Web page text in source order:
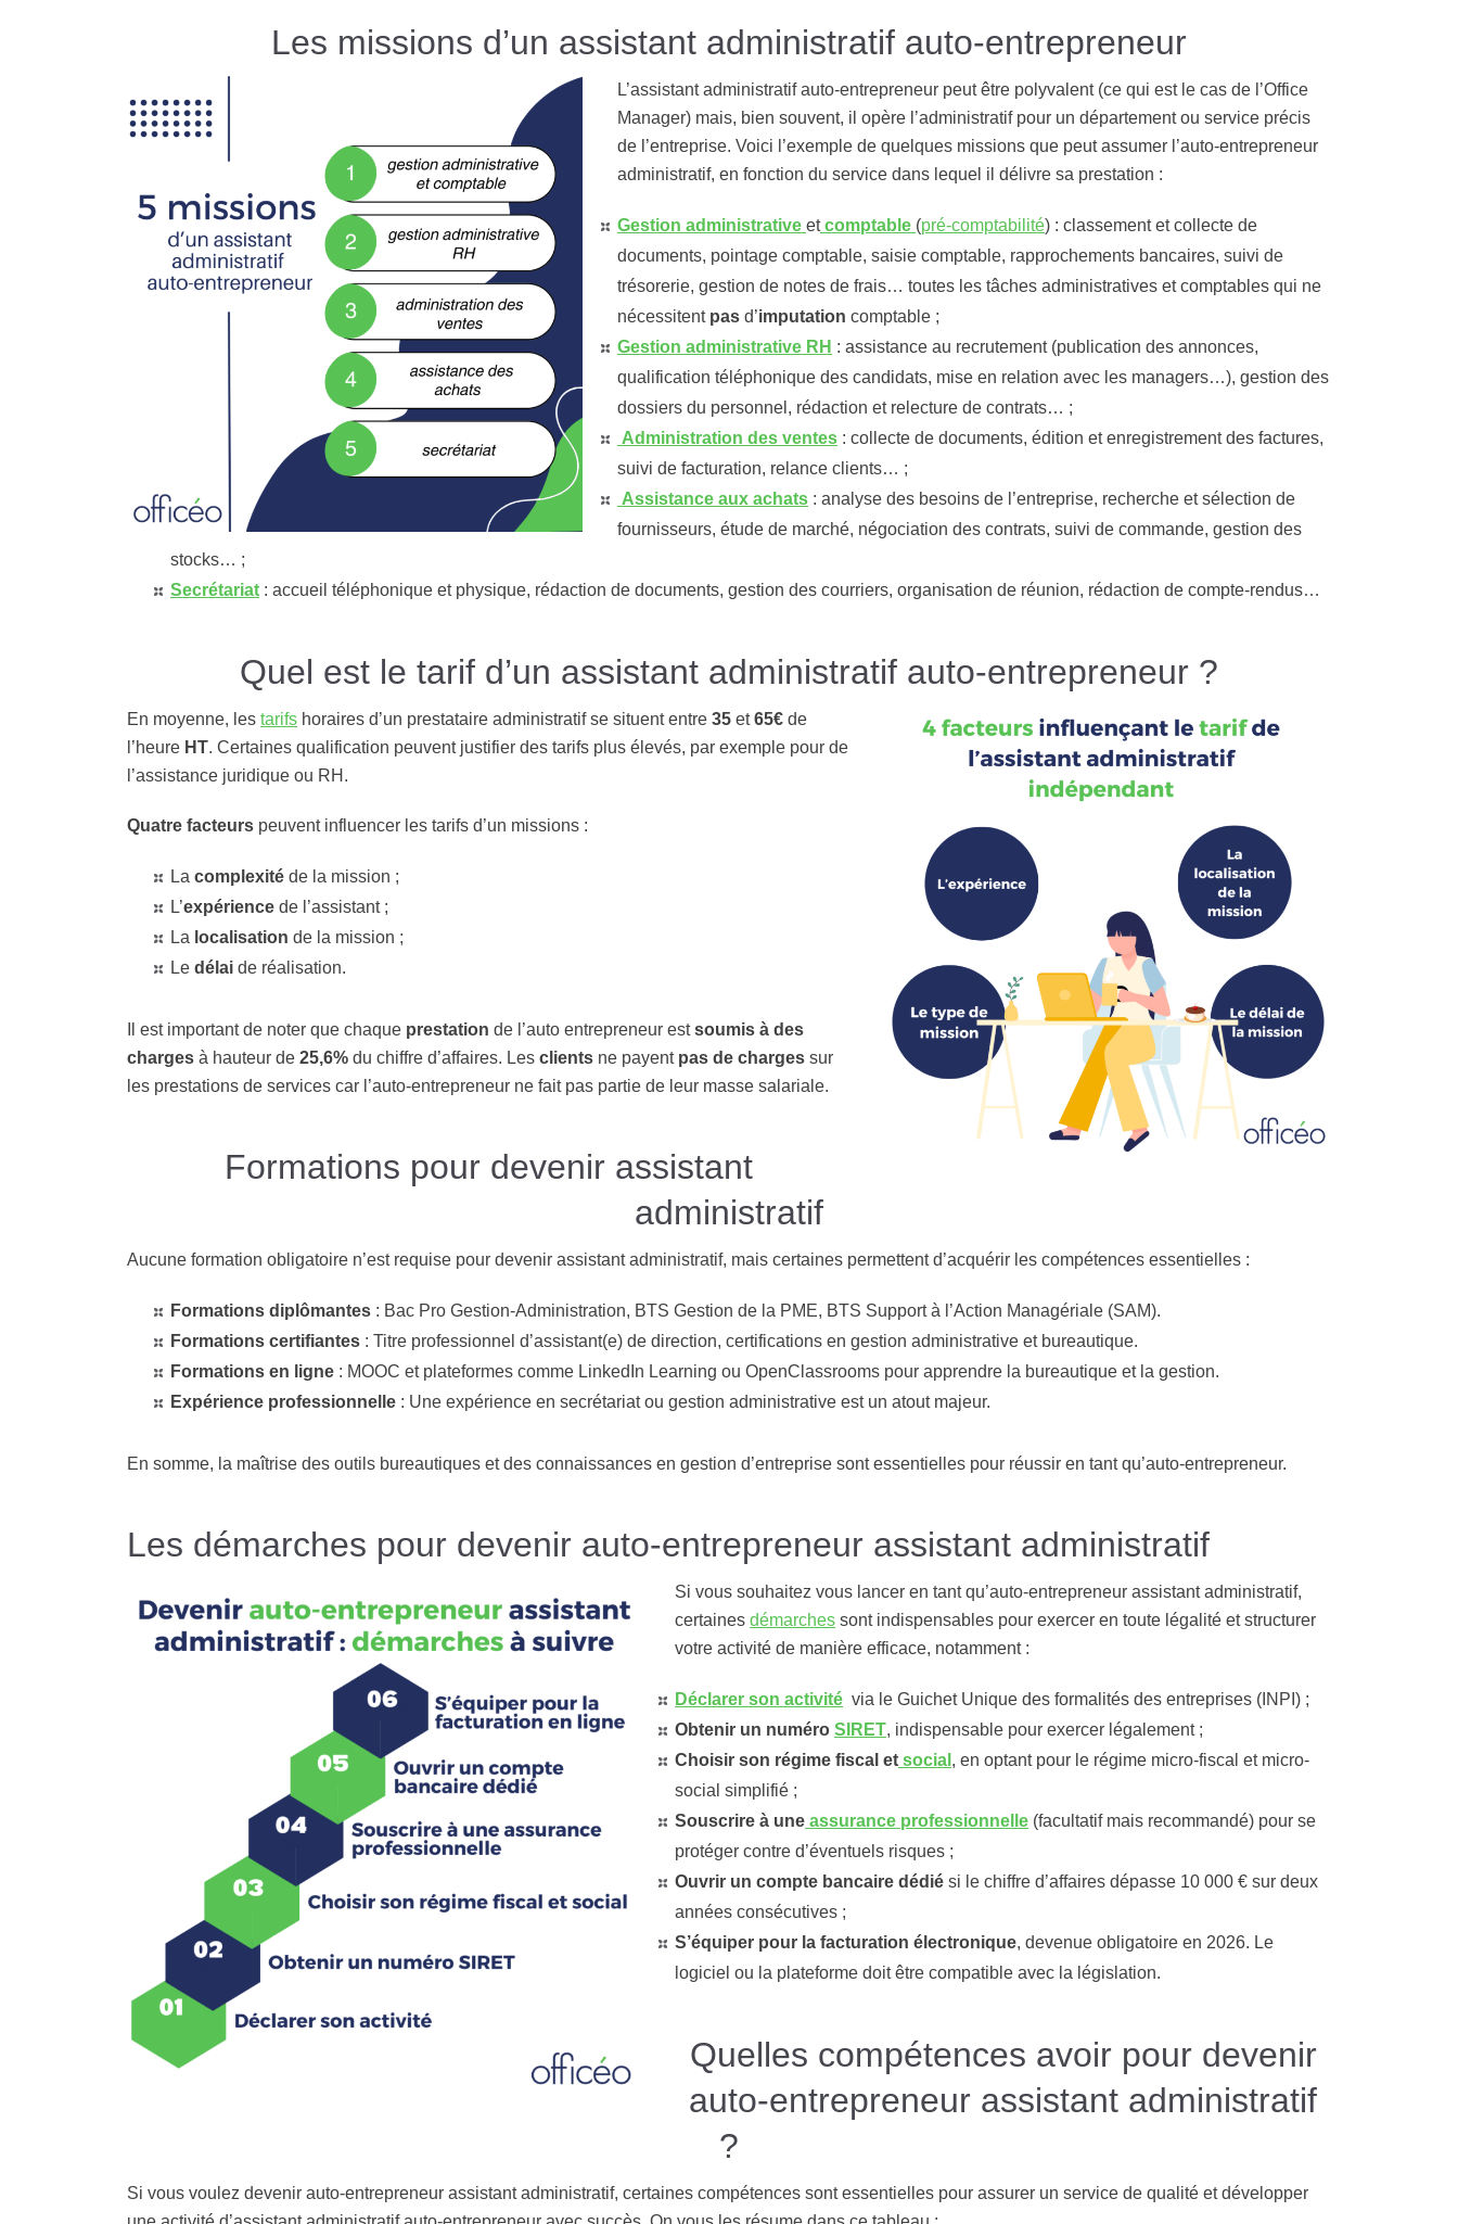
Les missions d’un assistant administratif auto-entrepreneur
L’assistant administratif auto-entrepreneur peut être polyvalent (ce qui est le cas de l’Office
Manager) mais, bien souvent, il opère l’administratif pour un département ou service précis
de l’entreprise. Voici l’exemple de quelques missions que peut assumer l’auto-entrepreneur
administratif, en fonction du service dans lequel il délivre sa prestation :
Gestion administrative etcomptable (pré-comptabilité) : classement et collecte de
documents, pointage comptable, saisie comptable, rapprochements bancaires, suivi de
trésorerie, gestion de notes de frais… toutes les tâches administratives et comptables qui ne
nécessitentpas d’imputation comptable ;
Gestion administrative RH : assistance au recrutement (publication des annonces,
qualification téléphonique des candidats, mise en relation avec les managers…), gestion des
dossiers du personnel, rédaction et relecture de contrats… ;
Administration des ventes : collecte de documents, édition et enregistrement des factures,
suivi de facturation, relance clients… ;
Assistance aux achats : analyse des besoins de l’entreprise, recherche et sélection de
fournisseurs, étude de marché, négociation des contrats, suivi de commande, gestion des
stocks… ;
Secrétariat : accueil téléphonique et physique, rédaction de documents, gestion des courriers, organisation de réunion, rédaction de compte-rendus…
Quel est le tarif d’un assistant administratif auto-entrepreneur ?
En moyenne, les tarifs horaires d’un prestataire administratif se situent entre 35 et65€ de
l’heure HT. Certaines qualification peuvent justifier des tarifs plus élevés, par exemple pour de
l’assistance juridique ou RH.
Quatre facteurs peuvent influencer les tarifs d’un missions :
La complexité de la mission ;
L’expérience de l’assistant ;
La localisation de la mission ;
Le délai de réalisation.
Il est important de noter que chaque prestation de l’auto entrepreneur estsoumis à des
charges à hauteur de 25,6% du chiffre d’affaires. Les clients ne payent pas de charges sur
les prestations de services car l’auto-entrepreneur ne fait pas partie de leur masse salariale.
Formations pour devenir assistant
administratif
Aucune formation obligatoire n’est requise pour devenir assistant administratif, mais certaines permettent d’acquérir les compétences essentielles :
Formations diplômantes : Bac Pro Gestion-Administration, BTS Gestion de la PME, BTS Support à l’Action Managériale (SAM).
Formations certifiantes : Titre professionnel d’assistant(e) de direction, certifications en gestion administrative et bureautique.
Formations en ligne : MOOC et plateformes comme LinkedIn Learning ou OpenClassrooms pour apprendre la bureautique et la gestion.
Expérience professionnelle : Une expérience en secrétariat ou gestion administrative est un atout majeur.
En somme, la maîtrise des outils bureautiques et des connaissances en gestion d’entreprise sont essentielles pour réussir en tant qu’auto-entrepreneur.
Les démarches pour devenir auto-entrepreneur assistant administratif
Si vous souhaitez vous lancer en tant qu’auto-entrepreneur assistant administratif,
certaines démarches sont indispensables pour exercer en toute légalité et structurer
votre activité de manière efficace, notamment :
Déclarer son activité via le Guichet Unique des formalités des entreprises (INPI) ;
Obtenir un numéro SIRET, indispensable pour exercer légalement ;
Choisir son régime fiscal et social , en optant pour le régime micro-fiscal et micro-
social simplifié ;
Souscrire à une assurance professionnelle (facultatif mais recommandé) pour se
protéger contre d’éventuels risques ;
Ouvrir un compte bancaire dédié si le chiffre d’affaires dépasse 10 000 € sur deux
années consécutives ;
S’équiper pour la facturation électronique, devenue obligatoire en 2026. Le
logiciel ou la plateforme doit être compatible avec la législation.
Quelles compétences avoir pour devenir
auto-entrepreneur assistant administratif
?
Si vous voulez devenir auto-entrepreneur assistant administratif, certaines compétences sont essentielles pour assurer un service de qualité et développer